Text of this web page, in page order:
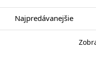
Najpredávanejšie